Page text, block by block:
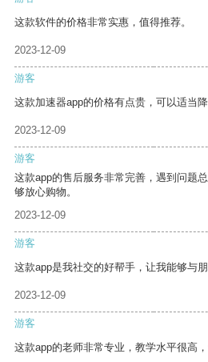
这款软件的价格非常实惠，值得推荐。
2023-12-09
游客
这款加速器app的价格有点贵，可以适当
2023-12-09
游客
这款app的售后服务非常完善，遇到问题
够放心购物。
2023-12-09
游客
这款app是我社交的好帮手，让我能够与
2023-12-09
游客
这款app的老师非常专业，教学水平很高